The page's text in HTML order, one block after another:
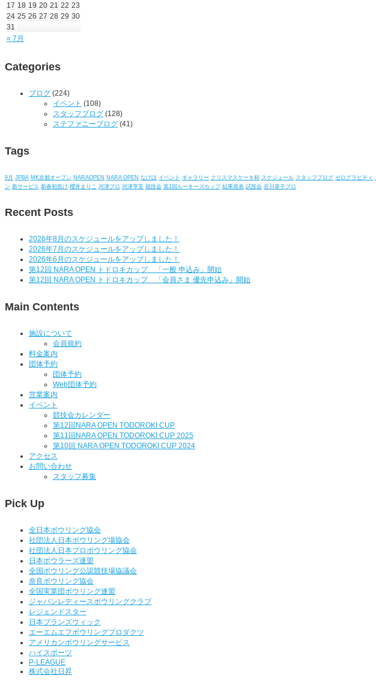
« 7月
17 18 19 20 21 22 23
24 25 26 27 28 29 30
31
Categories
ブログ (224)
イベント (108)
スタッフブログ (128)
ステファニーブログ (41)
Tags
9月 JPBA MK京都オープン NARAOPEN NARA OPEN なげほ イベント ギャラリー クリスマスケーキ杯 スケジュール スタッフブログ ゼログラビティ
ン 新サービス 新春初投げ 櫻井まりこ 河津プロ 河津亨至 競技会 第1回ルーキーズカップ 結果発表 試投会 谷川章子プロ
Recent Posts
2026年8月のスケジュールをアップしました！
2026年7月のスケジュールをアップしました！
2026年6月のスケジュールをアップしました！
第12回 NARA OPEN トドロキカップ 「一般 申込み」開始
第12回 NARA OPEN トドロキカップ 「会員さま 優先申込み」開始
Main Contents
施設について
会員規約
料金案内
団体予約
団体予約
Web団体予約
営業案内
イベント
競技会カレンダー
第12回NARA OPEN TODOROKI CUP
第11回NARA OPEN TODOROKI CUP 2025
第10回 NARA OPEN TODOROKI CUP 2024
アクセス
お問い合わせ
スタッフ募集
Pick Up
全日本ボウリング協会
社団法人日本ボウリング場協会
社団法人日本プロボウリング協会
日本ボウラーズ連盟
全国ボウリング公認競技場協議会
奈良ボウリング協会
全国実業団ボウリング連盟
ジャパンレディースボウリングクラブ
レジェンドスター
日本ブランズウィック
エーエムエフボウリングプロダクツ
アメリカンボウリングサービス
ハイスポーツ
P-LEAGUE
株式会社日昇